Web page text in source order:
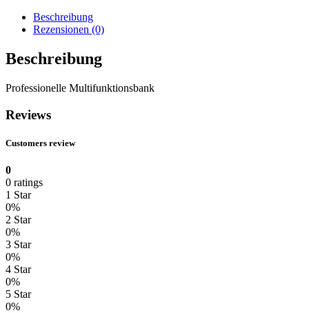
Beschreibung
Rezensionen (0)
Beschreibung
Professionelle Multifunktionsbank
Reviews
Customers review
0
0 ratings
1 Star
0%
2 Star
0%
3 Star
0%
4 Star
0%
5 Star
0%